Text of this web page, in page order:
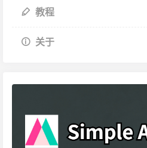
教程
关于